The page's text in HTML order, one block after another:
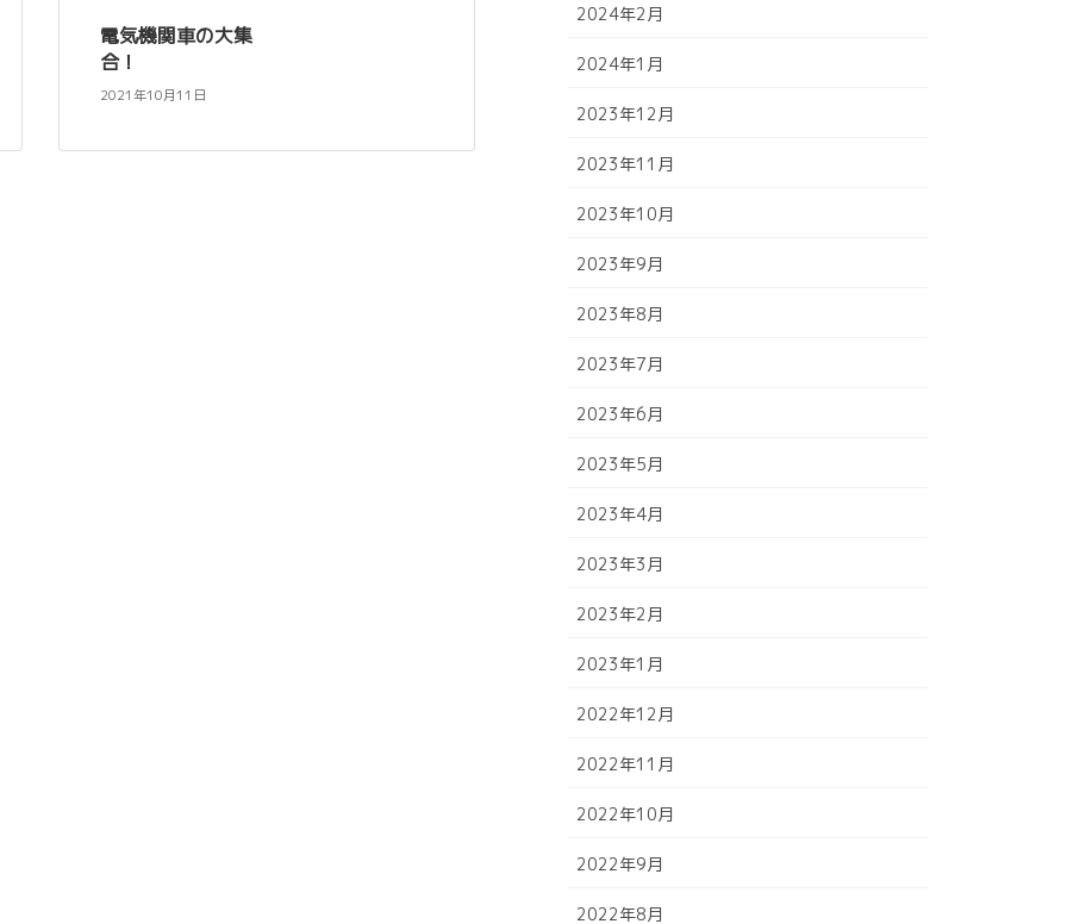
電気機関車の大集
合！
2021年10月11日
2024年2月
2024年1月
2023年12月
2023年11月
2023年10月
2023年9月
2023年8月
2023年7月
2023年6月
2023年5月
2023年4月
2023年3月
2023年2月
2023年1月
2022年12月
2022年11月
2022年10月
2022年9月
2022年8月